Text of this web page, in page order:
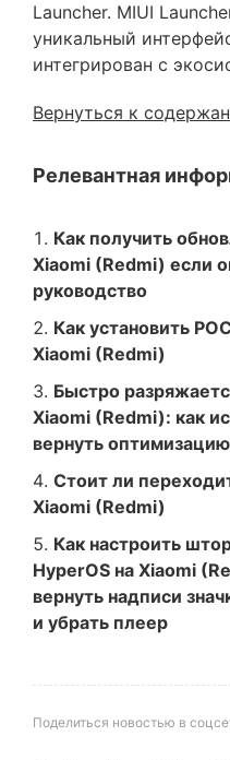
Launcher. MIUI
уникальный
интегрирован с
Вернуться к
Релевантная
Как получить
Xiaomi (Redmi) если
руководство
Как установить
Xiaomi (Redmi)
Быстро
Xiaomi (Redmi): как
вернуть оптимизацию
Стоит ли
Xiaomi (Redmi)
Как настроить
HyperOS на Xiaomi
вернуть надписи
и убрать плеер
Поделиться новостью в